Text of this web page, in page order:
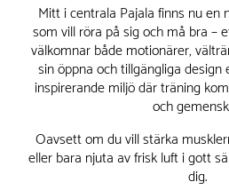
Mitt i centrala Pajala finns nu en
som vill röra på sig och må bra –
välkomnar både motionärer,
sin öppna och tillgängliga
inspirerande miljö där träning
och
Oavsett om du vill stärka
eller bara njuta av frisk luft i gott
dig.